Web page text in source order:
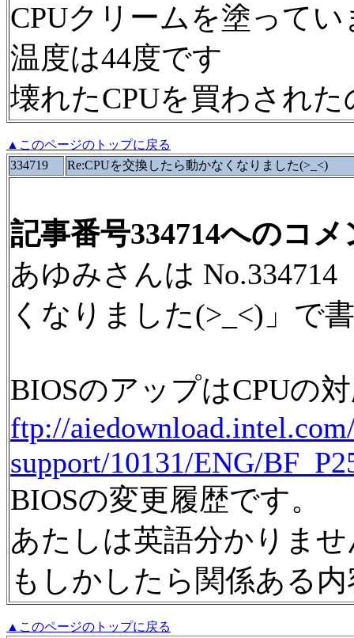
CPUクリームを塗ってい
温度は44度です
壊れたCPUを買わされ
▲このページのトップに戻る
334719
Re:CPUを交換したら動かなくなりました(>_<)
記事番号334714へのコメ
あゆみさんは
くなりました(>_<)」で
BIOSのアップはCPUの
ftp://
support/10131/ENG/
BIOSの変更履歴です。
あたしは英語分かりま
もしかしたら関係ある
▲このページのトップに戻る